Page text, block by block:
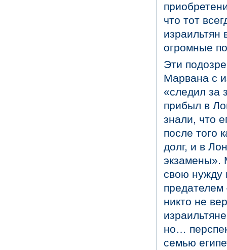
что тот
израильтян
огромные
Эти
Марвана с
«следил за
прибыл в
знали, что
после того
долг, и в
экзамены».
свою нужду
никто не
но…
семью